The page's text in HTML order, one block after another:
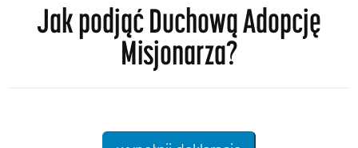
Jak podjąć Duchową Adopcję
Misjonarza?